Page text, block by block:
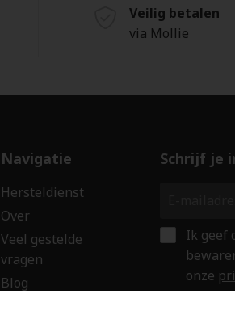
Veilig betalen
via Mollie
Navigatie
Hersteldienst
Over
Veel gestelde
vragen
Blog
Schrijf je
Ik geef
onze